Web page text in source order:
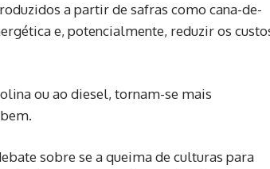
a partir de safras como cana-de-
e, potencialmente, reduzir os
ou ao diesel, tornam-se mais
sobre se a queima de culturas para